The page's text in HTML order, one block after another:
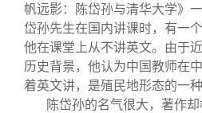
帆远影：陈岱孙与清华大学》
岱孙先生在国内讲课时，有一
他在课堂上从不讲英文。由于
历史背景，他认为中国教师在
着英文讲，是殖民地形态的一
陈岱孙的名气很大，著作